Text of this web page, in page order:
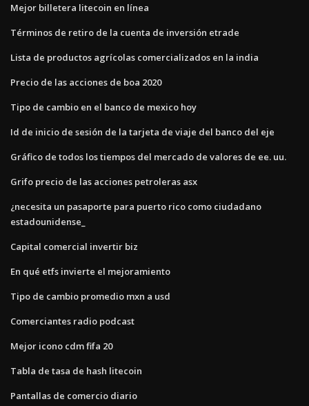
Mejor billetera litecoin en línea
Términos de retiro de la cuenta de inversión etrade
Lista de productos agrícolas comercializados en la india
Precio de las acciones de boa 2020
Tipo de cambio en el banco de mexico hoy
Id de inicio de sesión de la tarjeta de viaje del banco del eje
Gráfico de todos los tiempos del mercado de valores de ee. uu.
Grifo precio de las acciones petroleras asx
¿necesita un pasaporte para puerto rico como ciudadano
estadounidense_
Capital comercial invertir biz
En qué etfs invierte el mejoramiento
Tipo de cambio promedio mxn a usd
Comerciantes radio podcast
Mejor icono cdm fifa 20
Tabla de tasa de hash litecoin
Pantallas de comercio diario